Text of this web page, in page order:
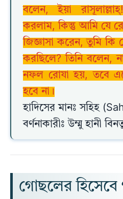
বলেন, ইয়া
করলাম, কিন্তু আমি যে
জিজ্ঞাসা করেন, তুমি
করছিলে? তিনি বলেন,
নফল রোযা হয়, তবে
হবে না।
হাদিসের মানঃ সহিহ
বর্ণনাকারীঃ উম্মু হানী
গোছলের